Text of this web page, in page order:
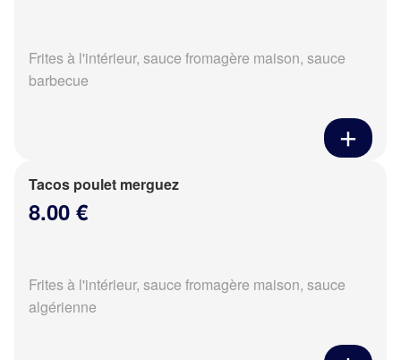
Frites à l'intérieur, sauce fromagère maison, sauce
barbecue
Tacos poulet merguez
8.00 €
Frites à l'intérieur, sauce fromagère maison, sauce
algérienne